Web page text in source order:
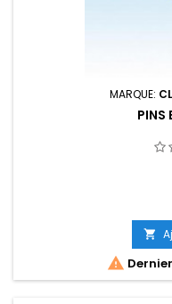
MARQUE:
PINS

